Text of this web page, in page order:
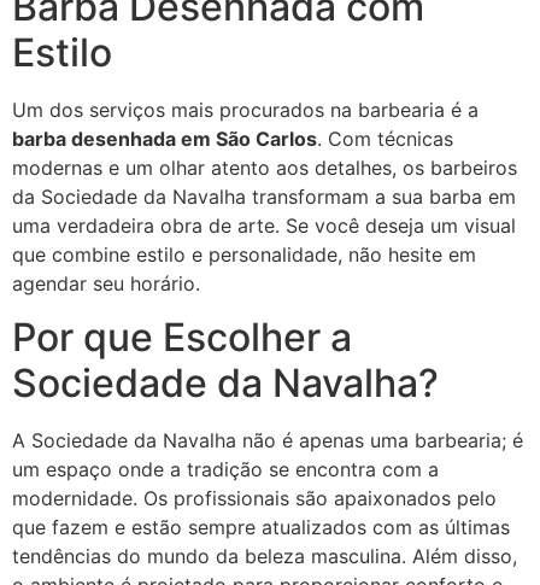
Estilo
Um dos serviços mais procurados na barbearia é a
barba desenhada em São Carlos. Com técnicas
modernas e um olhar atento aos detalhes, os barbeiros
da Sociedade da Navalha transformam a sua barba em
uma verdadeira obra de arte. Se você deseja um visual
que combine estilo e personalidade, não hesite em
agendar seu horário.
Por que Escolher a
Sociedade da Navalha?
A Sociedade da Navalha não é apenas uma barbearia; é
um espaço onde a tradição se encontra com a
modernidade. Os profissionais são apaixonados pelo
que fazem e estão sempre atualizados com as últimas
tendências do mundo da beleza masculina. Além disso,